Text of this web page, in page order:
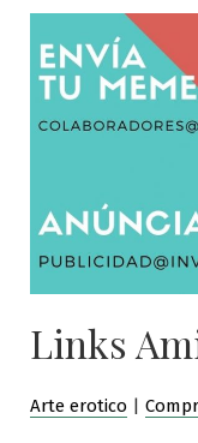
Links
Arte erotico |